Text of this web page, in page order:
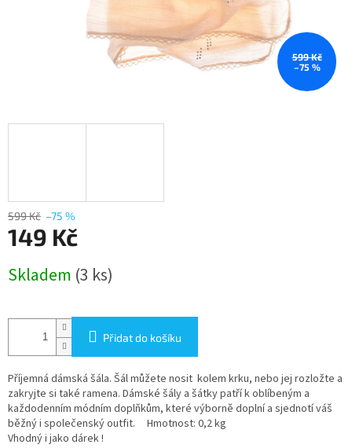
599 Kč
–75 %
599 Kč –75 %
149 Kč
cena:
Skladem (3 ks)
Přidat do košíku
Příjemná dámská šála. Šál můžete nosit kolem krku, nebo jej rozložte a
zakryjte si také ramena. Dámské šály a šátky patří k oblíbeným a
každodenním módním doplňkům, které výborně doplní a sjednotí váš
běžný i společenský outfit. Hmotnost: 0,2 kg
Vhodný i jako dárek !